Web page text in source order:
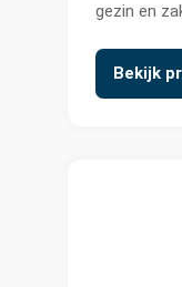
gezin en
Bekijk